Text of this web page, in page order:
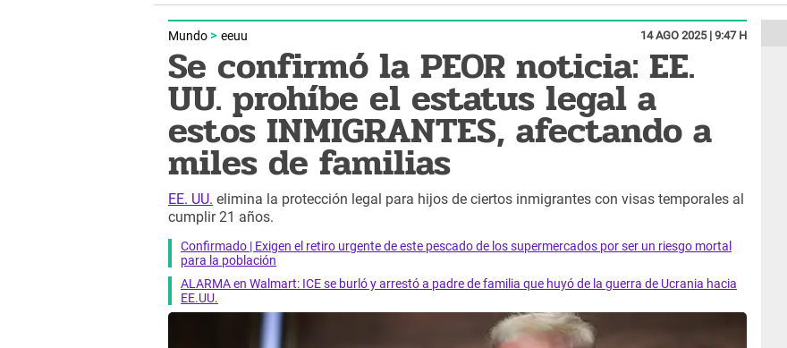
Mundo eeuu 14 AGO 2025 | 9:47 H
Se confirmó la PEOR noticia: EE.
UU. prohíbe el estatus legal a
estos INMIGRANTES, afectando a
miles de familias
EE. UU. elimina la protección legal para hijos de ciertos inmigrantes con visas temporales al
cumplir 21 años.
Confirmado | Exigen el retiro urgente de este pescado de los supermercados por ser un riesgo mortal
para la población
ALARMA en Walmart: ICE se burló y arrestó a padre de familia que huyó de la guerra de Ucrania hacia
EE.UU.